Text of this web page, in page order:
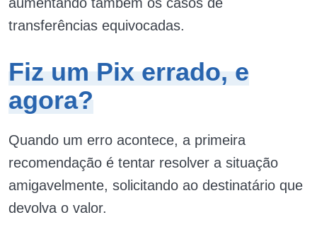
transferências equivocadas.
Fiz um Pix errado, e
agora?
Quando um erro acontece, a primeira
recomendação é tentar resolver a situação
amigavelmente, solicitando ao destinatário que
devolva o valor.